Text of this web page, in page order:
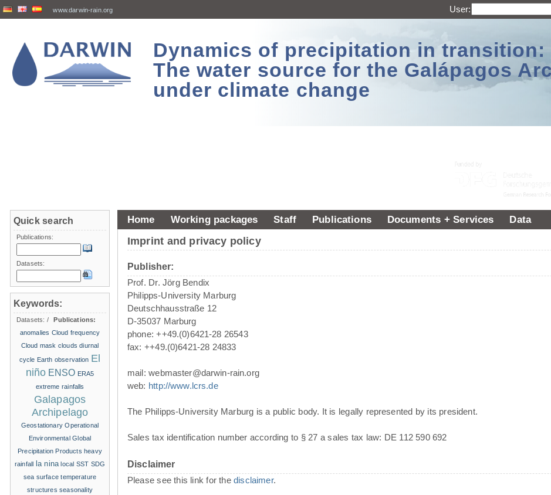
www.darwin-rain.org User:
Dynamics of precipitation in transition:
The water source for the Galápagos
under climate change
Home Working packages Staff Publications Documents + Services Data
Imprint and privacy policy
Publisher:
Prof. Dr. Jörg Bendix
Philipps-University Marburg
Deutschhausstraße 12
D-35037 Marburg
phone: ++49.(0)6421-28 26543
fax: ++49.(0)6421-28 24833
mail: webmaster@darwin-rain.org
web: http://www.lcrs.de
The Philipps-University Marburg is a public body. It is legally represented by its president.
Sales tax identification number according to § 27 a sales tax law: DE 112 590 692
Disclaimer
Please see this link for thedisclaimer.
Quick search
Publications:
Datasets:
Keywords:
Datasets: /
Publications:
anomalies Cloud frequency
Cloud mask clouds diurnal
cycle Earth observation El
niño ENSO ERA5
extreme rainfalls
Galapagos
Archipelago
Geostationary Operational
Environmental Global
Precipitation Products heavy
rainfall la nina local SST SDG
sea surface temperature
structures seasonality